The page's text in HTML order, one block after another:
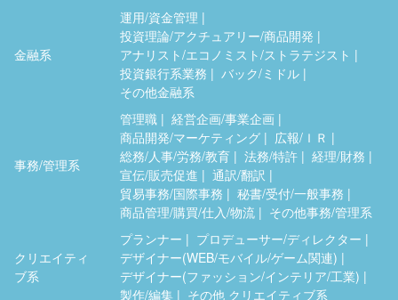
金融系
運用/資金管理
投資理論/アクチュアリー/商品開発
アナリスト/エコノミスト/ストラテジスト
投資銀行系業務
バック/ミドル
その他金融系
事務/管理系
管理職
経営企画/事業企画
商品開発/マーケティング
広報/ＩＲ
総務/人事/労務/教育
法務/特許
経理/財務
宣伝/販売促進
通訳/翻訳
貿易事務/国際事務
秘書/受付/一般事務
商品管理/購買/仕入/物流
その他事務/管理系
クリエイティ
ブ系
プランナー
プロデューサー/ディレクター
デザイナー(WEB/モバイル/ゲーム関連)
デザイナー(ファッション/インテリア/工業)
製作/編集
その他 クリエイティブ系